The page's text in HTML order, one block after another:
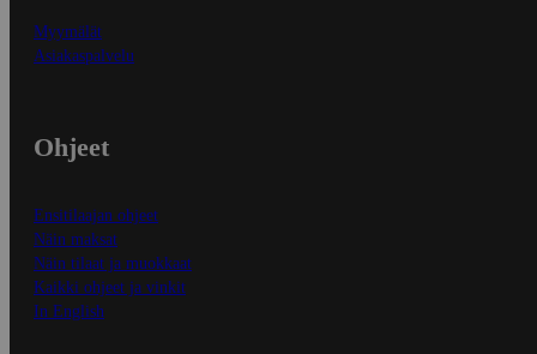
Myymälät
Asiakaspalvelu
Ohjeet
Ensitilaajan ohjeet
Näin maksat
Näin tilaat ja muokkaat
Kaikki ohjeet ja vinkit
In English